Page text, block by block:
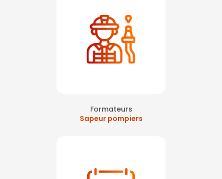
Formateurs
Sapeur pompiers